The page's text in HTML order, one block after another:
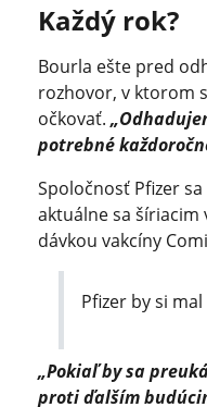
Každý rok?
Bourla ešte pred
rozhovor, v ktorom
očkovať.
potrebné
Spoločnosť Pfizer
aktuálne sa
dávkou vakcíny
Pfizer by si
„Pokiaľ by sa
proti ďalším